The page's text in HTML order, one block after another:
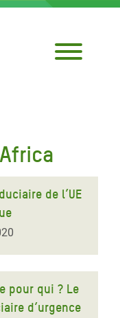
de l’UE
pour qui ? Le
d’urgence